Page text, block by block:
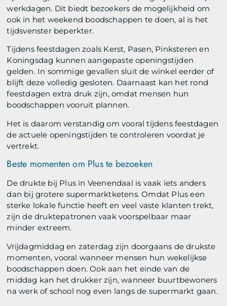
werkdagen. Dit biedt bezoekers de mogelijkheid om
ook in het weekend boodschappen te doen, al is het
tijdsvenster beperkter.
Tijdens feestdagen zoals Kerst, Pasen, Pinksteren en
Koningsdag kunnen aangepaste openingstijden
gelden. In sommige gevallen sluit de winkel eerder of
blijft deze volledig gesloten. Daarnaast kan het rond
feestdagen extra druk zijn, omdat mensen hun
boodschappen vooruit plannen.
Het is daarom verstandig om vooral tijdens feestdagen
de actuele openingstijden te controleren voordat je
vertrekt.
Beste momenten om Plus te bezoeken
De drukte bij Plus in Veenendaal is vaak iets anders
dan bij grotere supermarktketens. Omdat Plus een
sterke lokale functie heeft en veel vaste klanten trekt,
zijn de druktepatronen vaak voorspelbaar maar
minder extreem.
Vrijdagmiddag en zaterdag zijn doorgaans de drukste
momenten, vooral wanneer mensen hun wekelijkse
boodschappen doen. Ook aan het einde van de
middag kan het drukker zijn, wanneer buurtbewoners
na werk of school nog even langs de supermarkt gaan.